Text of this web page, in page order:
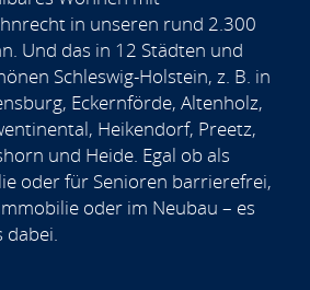
in unseren rund 2.300
Und das in 12 Städten und
Schleswig-Holstein, z. B. in
Eckernförde, Altenholz,
Heikendorf, Preetz,
und Heide. Egal ob als
oder für Senioren barrierefrei,
oder im Neubau – es
dabei.